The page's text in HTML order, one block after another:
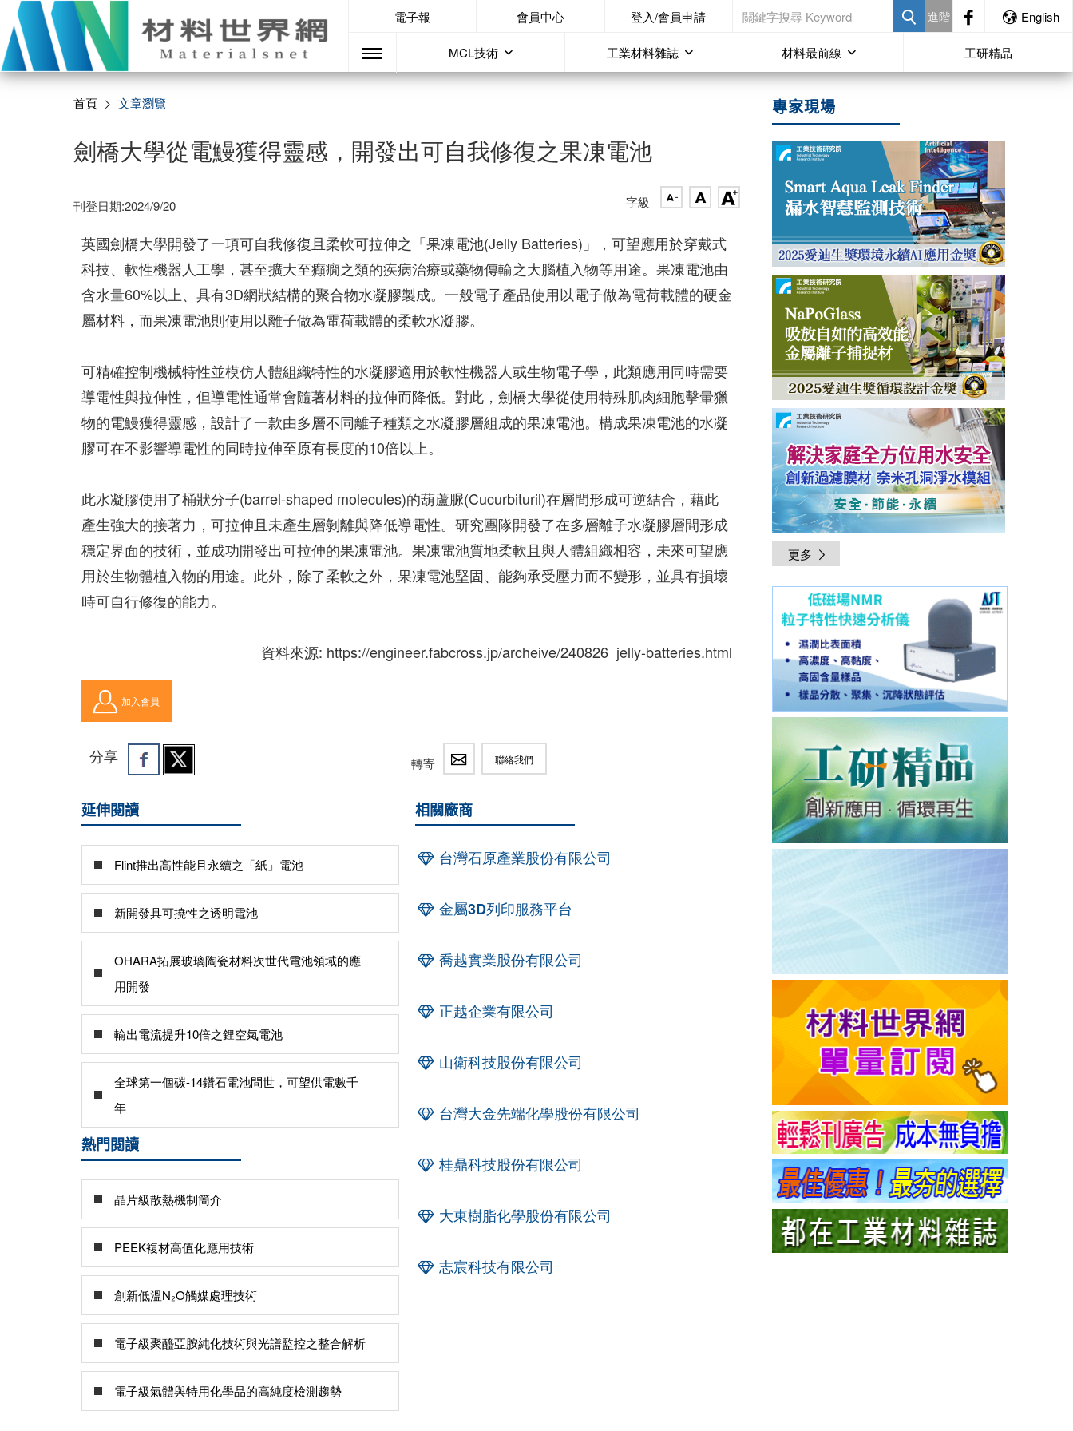
電子報 會員中心 登入/會員申請 進階 English
MCL技術 工業材料雜誌 材料最前線 工研精品
首頁 文章瀏覽
劍橋大學從電鰻獲得靈感，開發出可自我修復之果凍電池
刊登日期:2024/9/20 字級
英國劍橋大學開發了一項可自我修復且柔軟可拉伸之「果凍電池(Jelly Batteries)」，可望應用於穿戴式
科技、軟性機器人工學，甚至擴大至癲癇之類的疾病治療或藥物傳輸之大腦植入物等用途。果凍電池由
含水量60%以上、具有3D網狀結構的聚合物水凝膠製成。一般電子產品使用以電子做為電荷載體的硬金
屬材料，而果凍電池則使用以離子做為電荷載體的柔軟水凝膠。
可精確控制機械特性並模仿人體組織特性的水凝膠適用於軟性機器人或生物電子學，此類應用同時需要
導電性與拉伸性，但導電性通常會隨著材料的拉伸而降低。對此，劍橋大學從使用特殊肌肉細胞擊暈獵
物的電鰻獲得靈感，設計了一款由多層不同離子種類之水凝膠層組成的果凍電池。構成果凍電池的水凝
膠可在不影響導電性的同時拉伸至原有長度的10倍以上。
此水凝膠使用了桶狀分子(barrel-shaped molecules)的葫蘆脲(Cucurbituril)在層間形成可逆結合，藉此
產生強大的接著力，可拉伸且未產生層剝離與降低導電性。研究團隊開發了在多層離子水凝膠層間形成
穩定界面的技術，並成功開發出可拉伸的果凍電池。果凍電池質地柔軟且與人體組織相容，未來可望應
用於生物體植入物的用途。此外，除了柔軟之外，果凍電池堅固、能夠承受壓力而不變形，並具有損壞
時可自行修復的能力。
資料來源: https://engineer.fabcross.jp/archeive/240826_jelly-batteries.html
加入會員
分享 轉寄 聯絡我們
延伸閱讀
Flint推出高性能且永續之「紙」電池
新開發具可撓性之透明電池
OHARA拓展玻璃陶瓷材料次世代電池領域的應
用開發
輸出電流提升10倍之鋰空氣電池
全球第一個碳-14鑽石電池問世，可望供電數千
年
熱門閱讀
晶片級散熱機制簡介
PEEK複材高值化應用技術
創新低溫N₂O觸媒處理技術
電子級聚醯亞胺純化技術與光譜監控之整合解析
電子級氣體與特用化學品的高純度檢測趨勢
相關廠商
台灣石原產業股份有限公司
金屬3D列印服務平台
喬越實業股份有限公司
正越企業有限公司
山衛科技股份有限公司
台灣大金先端化學股份有限公司
桂鼎科技股份有限公司
大東樹脂化學股份有限公司
志宸科技有限公司
專家現場
更多